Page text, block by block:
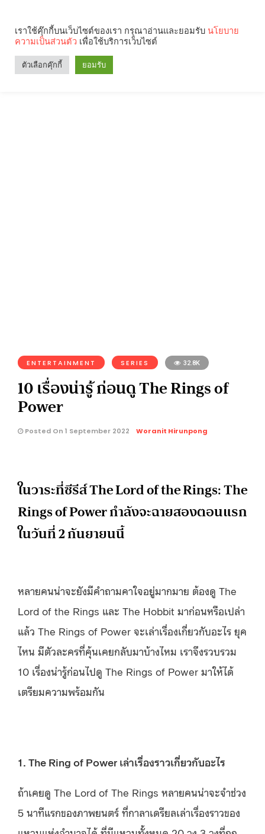
ENTERTAINMENT SERIES 32.8K
10 เรื่องน่ารู้ ก่อนดู The Rings of
Power
Posted On 1 September 2022 Woranit Hirunpong
ในวาระที่ซีรีส์ The Lord of the Rings: The
Rings of Power กำลังจะฉายสองตอนแรก
ในวันที่ 2 กันยายนนี้
หลายคนน่าจะยังมีคำถามคาใจอยู่มากมาย ต้องดู The
Lord of the Rings และ The Hobbit มาก่อนหรือเปล่า
แล้ว The Rings of Power จะเล่าเรื่องเกี่ยวกับอะไร ยุค
ไหน มีตัวละครที่คุ้นเคยกลับมาบ้างไหม เราจึงรวบรวม
10 เรื่องน่ารู้ก่อนไปดู The Rings of Power มาให้ได้
เตรียมความพร้อมกัน
1. The Ring of Power เล่าเรื่องราวเกี่ยวกับอะไร
ถ้าเคยดู The Lord of The Rings หลายคนน่าจะจำช่วง
5 นาทีแรกของภาพยนตร์ ที่กาลาเดรียลเล่าเรื่องราวของ
เราใช้คุ๊กกี้บนเว็บไซต์ของเรา กรุณาอ่านและยอมรับ นโยบาย
ความเป็นส่วนตัว เพื่อใช้บริการเว็บไซต์
ตัวเลือกคุ๊กกี้ ยอมรับ